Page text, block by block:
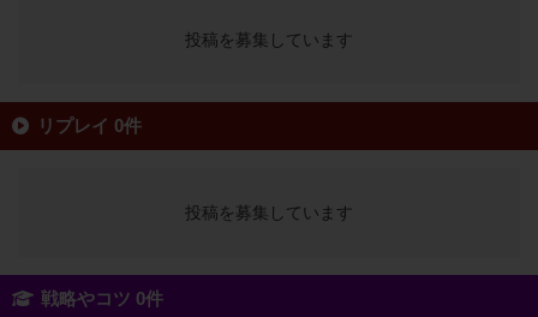
投稿を募集しています
リプレイ 0件
投稿を募集しています
戦略やコツ 0件